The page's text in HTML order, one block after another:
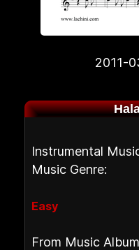
2011-
Instrumental
Music Genre:
Easy
From Music